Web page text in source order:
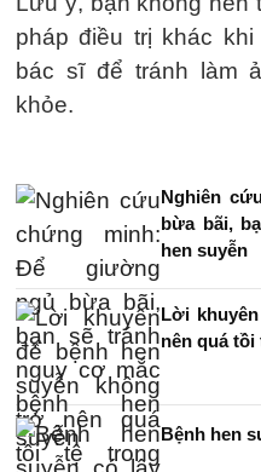
pháp điều trị khác
bác sĩ để tránh làm
khỏe.
Nghiên
bừa bãi,
hen suyễn
Lời
nên quá
Bệnh hen